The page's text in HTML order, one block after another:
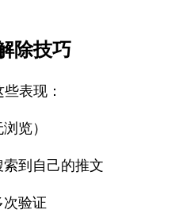
除技巧
表现：
览）
到自己的推文
验证